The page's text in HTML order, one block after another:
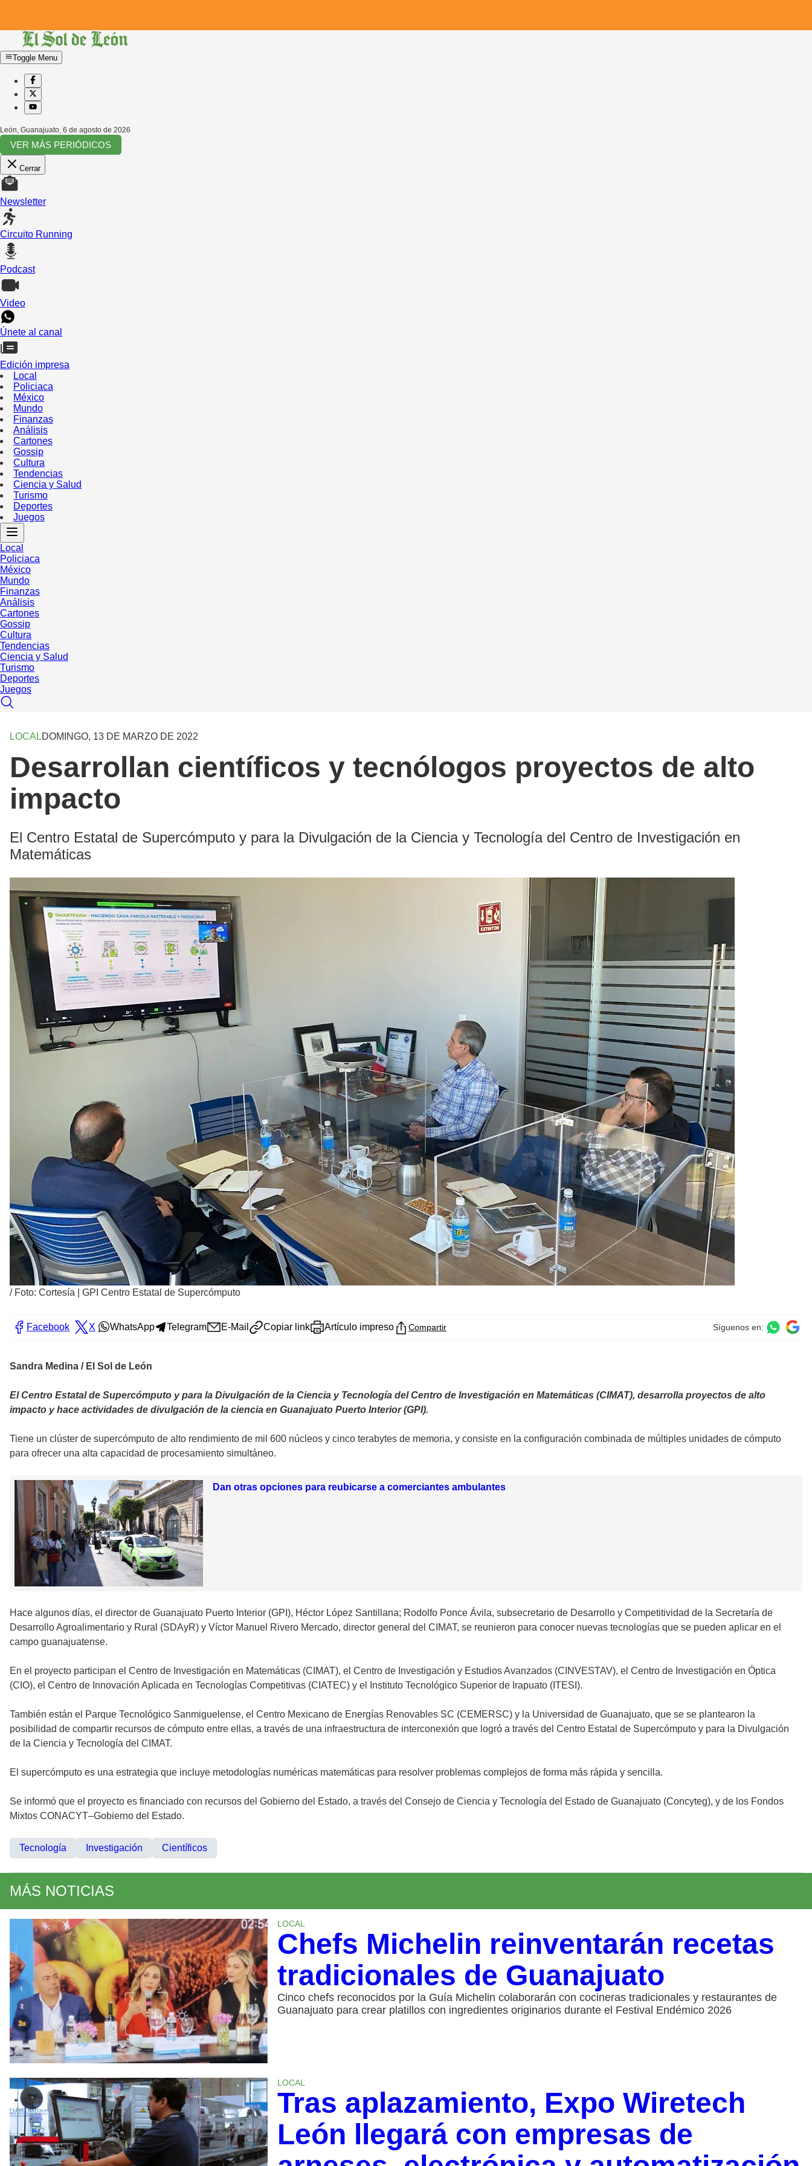
Toggle Menu
León, Guanajuato, 6 de agosto de 2026
VER MÁS PERIÓDICOS
Cerrar
Newsletter
Circuito Running
Podcast
Video
Únete al canal
Edición impresa
Local
Policiaca
México
Mundo
Finanzas
Análisis
Cartones
Gossip
Cultura
Tendencias
Ciencia y Salud
Turismo
Deportes
Juegos
Local
Policiaca
México
Mundo
Finanzas
Análisis
Cartones
Gossip
Cultura
Tendencias
Ciencia y Salud
Turismo
Deportes
Juegos
LOCALDOMINGO, 13 DE MARZO DE 2022
Desarrollan científicos y tecnólogos proyectos de alto
impacto
El Centro Estatal de Supercómputo y para la Divulgación de la Ciencia y Tecnología del Centro de Investigación en
Matemáticas
/ Foto: Cortesía | GPI Centro Estatal de Supercómputo
Facebook X WhatsApp Telegram E-Mail Copiar link Artículo impreso Compartir Síguenos en:
Sandra Medina / El Sol de León
El Centro Estatal de Supercómputo y para la Divulgación de la Ciencia y Tecnología del Centro de Investigación en Matemáticas (CIMAT), desarrolla proyectos de alto
impacto y hace actividades de divulgación de la ciencia en Guanajuato Puerto Interior (GPI).
Tiene un clúster de supercómputo de alto rendimiento de mil 600 núcleos y cinco terabytes de memoria, y consiste en la configuración combinada de múltiples unidades de cómputo
para ofrecer una alta capacidad de procesamiento simultáneo.
Dan otras opciones para reubicarse a comerciantes ambulantes
Hace algunos días, el director de Guanajuato Puerto Interior (GPI), Héctor López Santillana; Rodolfo Ponce Ávila, subsecretario de Desarrollo y Competitividad de la Secretaría de
Desarrollo Agroalimentario y Rural (SDAyR) y Víctor Manuel Rivero Mercado, director general del CIMAT, se reunieron para conocer nuevas tecnologías que se pueden aplicar en el
campo guanajuatense.
En el proyecto participan el Centro de Investigación en Matemáticas (CIMAT), el Centro de Investigación y Estudios Avanzados (CINVESTAV), el Centro de Investigación en Óptica
(CIO), el Centro de Innovación Aplicada en Tecnologías Competitivas (CIATEC) y el Instituto Tecnológico Superior de Irapuato (ITESI).
También están el Parque Tecnológico Sanmiguelense, el Centro Mexicano de Energías Renovables SC (CEMERSC) y la Universidad de Guanajuato, que se se plantearon la
posibilidad de compartir recursos de cómputo entre ellas, a través de una infraestructura de interconexión que logró a través del Centro Estatal de Supercómputo y para la Divulgación
de la Ciencia y Tecnología del CIMAT.
El supercómputo es una estrategia que incluye metodologías numéricas matemáticas para resolver problemas complejos de forma más rápida y sencilla.
Se informó que el proyecto es financiado con recursos del Gobierno del Estado, a través del Consejo de Ciencia y Tecnología del Estado de Guanajuato (Concyteg), y de los Fondos
Mixtos CONACYT–Gobierno del Estado.
Tecnología Investigación Científicos
MÁS NOTICIAS
LOCAL
Chefs Michelin reinventarán recetas
tradicionales de Guanajuato
Cinco chefs reconocidos por la Guía Michelin colaborarán con cocineras tradicionales y restaurantes de
Guanajuato para crear platillos con ingredientes originarios durante el Festival Endémico 2026
LOCAL
Tras aplazamiento, Expo Wiretech
León llegará con empresas de